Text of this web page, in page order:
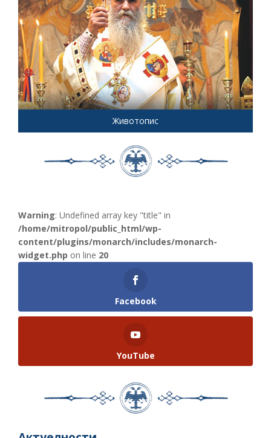
Животопис
Warning: Undefined array key "title" in
/home/mitropol/public_html/wp-
content/plugins/monarch/includes/monarch-
widget.php on line 20
Facebook
YouTube